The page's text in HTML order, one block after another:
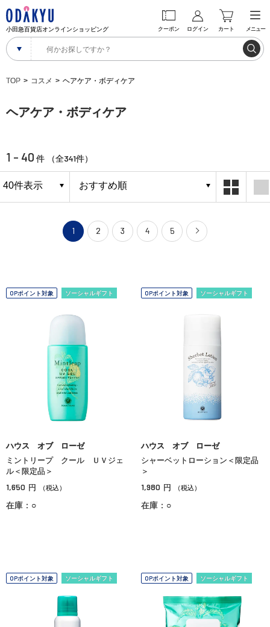
小田急百貨店オンラインショッピング クーポン ログイン カート メニュー
TOP コスメ ヘアケア・ボディケア
ヘアケア・ボディケア
1 - 40 件 （全341件）
1 2 3 4 5
OPポイント対象 ソーシャルギフト
ハウス オブ ローゼ
ミントリープ クール ＵＶジェ
ル＜限定品＞
1,650 円 （税込）
在庫：○
OPポイント対象 ソーシャルギフト
ハウス オブ ローゼ
シャーベットローション＜限定品
＞
1,980 円 （税込）
在庫：○
OPポイント対象 ソーシャルギフト OPポイント対象 ソーシャルギフト